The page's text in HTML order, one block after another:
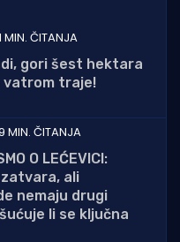
MIN. ČITANJA
gori šest hektara
vatrom traje!
MIN. ČITANJA
O LEĆEVICI:
ali
nemaju drugi
li se ključna